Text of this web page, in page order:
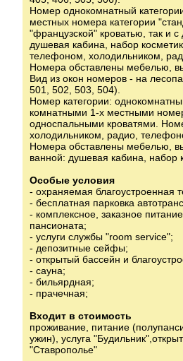
Номер однокомнатный
местных номера категории
"французской" кроватью, так и
душевая кабина, набор
телефоном, холодильником,
Номера обставлены мебелью,
Вид из окон номеров - на
501, 502, 503, 504).
Номер категории:
комнатными 1-х местными
односпальными кроватями.
холодильником, радио,
Номера обставлены мебелью,
ванной: душевая кабина, набор
Особые условия
- охраняемая благоустроенная
- бесплатная парковка
- комплексное, заказное
пансионата;
- услуги службы "room service";
- депозитные сейфы;
- открытый бассейн и
- сауна;
- бильярдная;
- прачечная;
Входит в стоимость
проживание, питание
ужин), услуга
"Ставрополье"